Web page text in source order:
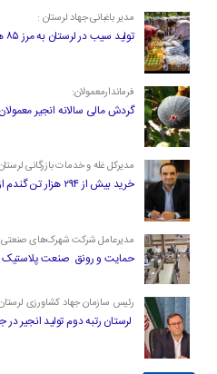
مدیر باغبانی جهاد لرستان :
تولید سیب در لرستان به مرز ۸۵ هزار تن رسید
فرماندارمعمولان:
گردش مالی سالانه انجیر معمولان به ۱۰ همت
مدیرکل غله و خدمات بازرگانی
خرید بیش از ۲۹۴ هزار تن گندم از کشاورزان لرستان
مدیرعامل شرکت شهرک‌های صنعتی
حمایت و رونق صنعت پلاستیک
رئیس سازمان جهاد کشاورزی
لرستان رتبه دوم تولید انجیر در